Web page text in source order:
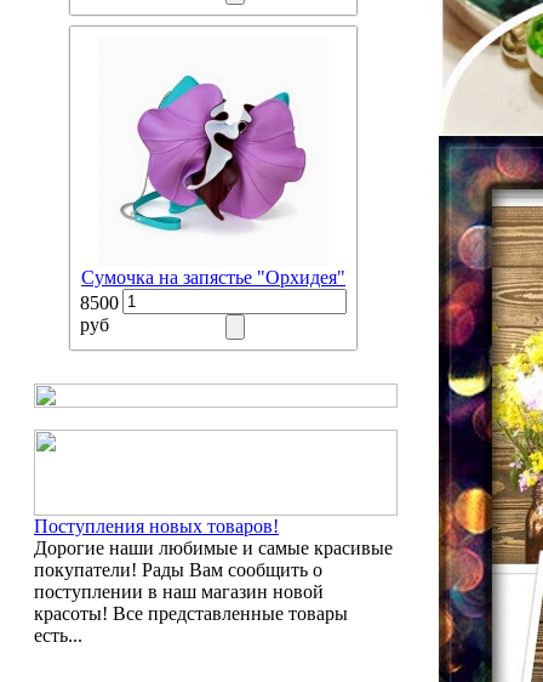
Сумочка на запястье "Орхидея"
8500
руб
Поступления новых товаров!
Дорогие наши любимые и самые красивые
покупатели! Рады Вам сообщить о
поступлении в наш магазин новой
красоты! Все представленные товары
есть...